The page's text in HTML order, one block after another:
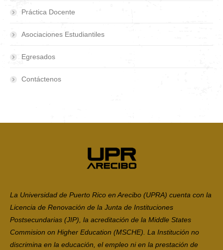
Práctica Docente
Asociaciones Estudiantiles
Egresados
Contáctenos
La Universidad de Puerto Rico en Arecibo (UPRA) cuenta con la
Licencia de Renovación de la Junta de Instituciones
Postsecundarias (JIP), la acreditación de la Middle States
Commision on Higher Education (MSCHE). La Institución no
discrimina en la educación, el empleo ni en la prestación de